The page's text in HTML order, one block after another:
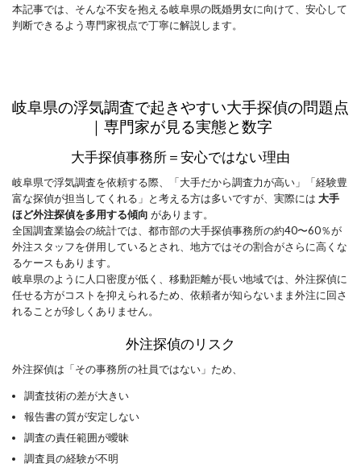
本記事では、そんな不安を抱える岐阜県の既婚男女に向けて、安心して
判断できるよう専門家視点で丁寧に解説します。
岐阜県の浮気調査で起きやすい大手探偵の問題点
｜専門家が見る実態と数字
大手探偵事務所＝安心ではない理由
岐阜県で浮気調査を依頼する際、「大手だから調査力が高い」「経験豊
富な探偵が担当してくれる」と考える方は多いですが、実際には 大手
ほど外注探偵を多用する傾向 があります。
全国調査業協会の統計では、都市部の大手探偵事務所の約40〜60％が
外注スタッフを併用しているとされ、地方ではその割合がさらに高くな
るケースもあります。
岐阜県のように人口密度が低く、移動距離が長い地域では、外注探偵に
任せる方がコストを抑えられるため、依頼者が知らないまま外注に回さ
れることが珍しくありません。
外注探偵のリスク
外注探偵は「その事務所の社員ではない」ため、
調査技術の差が大きい
報告書の質が安定しない
調査の責任範囲が曖昧
調査員の経験が不明